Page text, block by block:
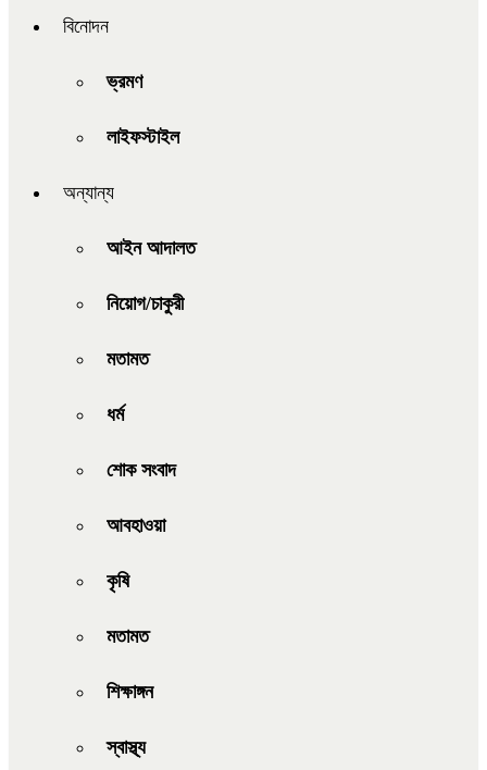
বিনোদন
ভ্রমণ
লাইফস্টাইল
অন্যান্য
আইন আদালত
নিয়োগ/চাকুরী
মতামত
ধর্ম
শোক সংবাদ
আবহাওয়া
কৃষি
মতামত
শিক্ষাঙ্গন
স্বাস্থ্য